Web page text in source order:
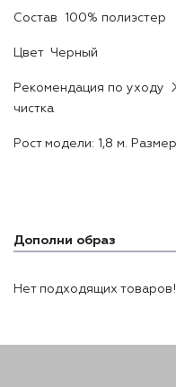
Состав 100% полиэстер
Цвет Черный
Рекомендация по уходу
чистка
Рост модели: 1,8 м.
Дополни образ
Похожие товары
Нет подходящих товаров!